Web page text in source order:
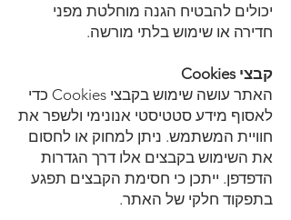
יכולים להבטיח הגנה מוחלטת מפני
חדירה או שימוש בלתי מורשה.
קבצי Cookies
האתר עושה שימוש בקבצי Cookies כדי
לאסוף מידע סטטיסטי אנונימי ולשפר את
חוויית המשתמש. ניתן למחוק או לחסום
את השימוש בקבצים אלו דרך הגדרות
הדפדפן. ייתכן כי חסימת הקבצים תפגע
בתפקוד חלקי של האתר.